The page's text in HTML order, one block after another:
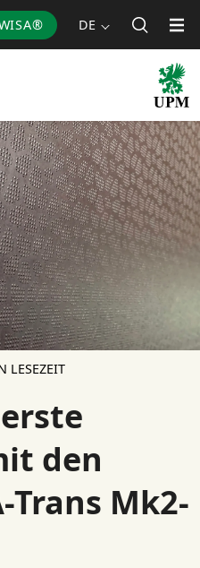
DE
LESEZEIT
den
Trans Mk2-